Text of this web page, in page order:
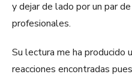
y dejar de lado por un par
profesionales.
Su lectura me ha producido
reacciones encontradas